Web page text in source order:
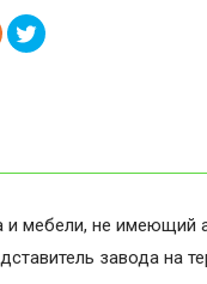
и мебели, не имеющий
завода на